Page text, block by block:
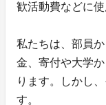
歓活動費などに使
私たちは、部員
金、寄付や大学
ります。しかし
す。